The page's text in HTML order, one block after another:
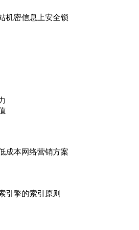
机密信息上安全锁
成本网络营销方案
引擎的索引原则